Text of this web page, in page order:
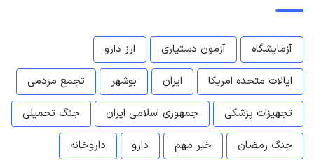
آزمایشگاه آزمون دستیاری
ارز دارو
ایالات متحده امریکا
ایران بوشهر
تجمع مردمی
تجهیزات پزشکی
جمهوری اسلامی ایران
جنگ تحمیلی
جنگ رمضان
خبر مهم دارو
داروخانه